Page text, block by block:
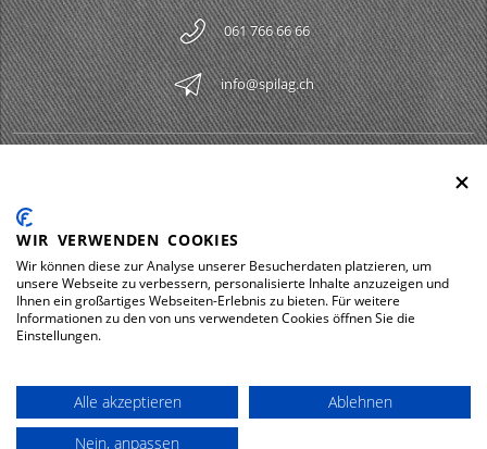
061 766 66 66
info@spilag.ch
LEGAL
DOWNLOADS
© 2026 Spilag AG
WIR VERWENDEN COOKIES
Wir können diese zur Analyse unserer Besucherdaten platzieren, um
unsere Webseite zu verbessern, personalisierte Inhalte anzuzeigen und
Ihnen ein großartiges Webseiten-Erlebnis zu bieten. Für weitere
Informationen zu den von uns verwendeten Cookies öffnen Sie die
Einstellungen.
Alle akzeptieren
Ablehnen
Nein, anpassen